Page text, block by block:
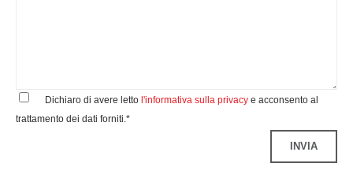
Dichiaro di avere letto l'informativa sulla privacye acconsento al
trattamento dei dati forniti.*